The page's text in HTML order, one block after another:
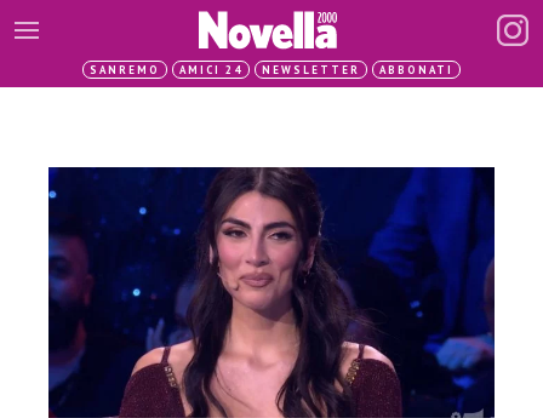
SANREMO AMICI 24 NEWSLETTER ABBONATI